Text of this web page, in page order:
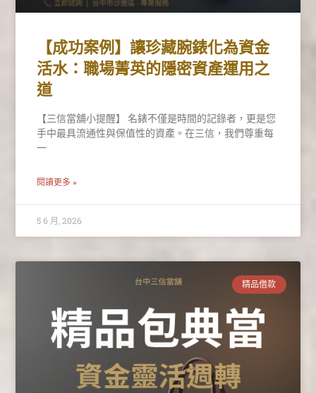
【成功案例】讓珍藏腕錶化為資金
活水：職場菁英的隱密資產運用之
道
【三信當舖小提醒】 名錶不僅是時間的記錄者，更是您
手中最具流通性與保值性的資產。在三信，我們尊重每
一
閱讀更多 »
5 6 月, 2026
精品借款